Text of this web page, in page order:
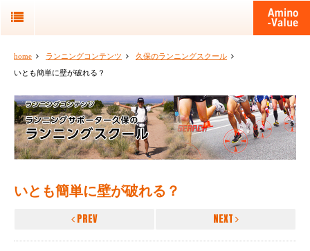
home ランニングコンテンツ
久保のランニングスクール
いとも簡単に壁が破れる？
いとも簡単に壁が破れる？
PREV NEXT